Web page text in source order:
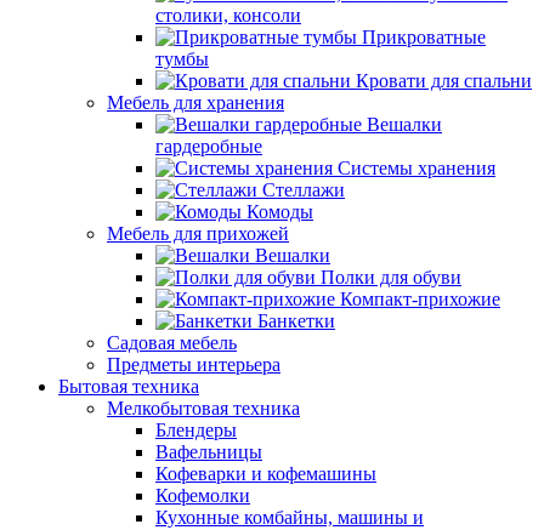
столики, консоли
Прикроватные
тумбы
Кровати для спальни
Мебель для хранения
Вешалки
гардеробные
Системы хранения
Стеллажи
Комоды
Мебель для прихожей
Вешалки
Полки для обуви
Компакт-прихожие
Банкетки
Садовая мебель
Предметы интерьера
Бытовая техника
Мелкобытовая техника
Блендеры
Вафельницы
Кофеварки и кофемашины
Кофемолки
Кухонные комбайны, машины и